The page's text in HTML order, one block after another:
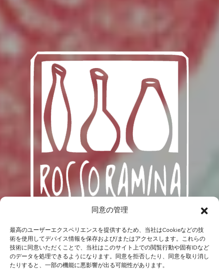
同意の管理
最高のユーザーエクスペリエンスを提供するため、当社はCookieなどの技
術を使用してデバイス情報を保存および/またはアクセスします。これらの
技術に同意いただくことで、当社はこのサイト上での閲覧行動や固有IDなど
のデータを処理できるようになります。同意を拒否したり、同意を取り消し
たりすると、一部の機能に悪影響が出る可能性があります。
since 2010